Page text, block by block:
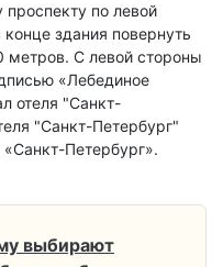
по левой
здания повернуть
метров. С левой стороны
«Лебединое
отеля "Санкт-
"Санкт-Петербург"
Петербург».
выбирают